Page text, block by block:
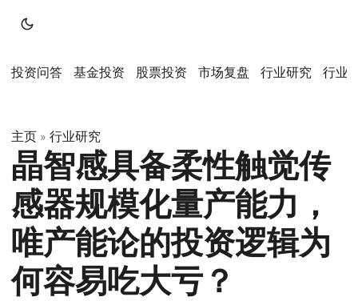
投资问答 基金投资 股票投资 市场复盘 行业研究 行业
主页 » 行业研究
晶智感具备柔性触觉传
感器规模化量产能力，
唯产能论的投资逻辑为
何容易吃大亏？